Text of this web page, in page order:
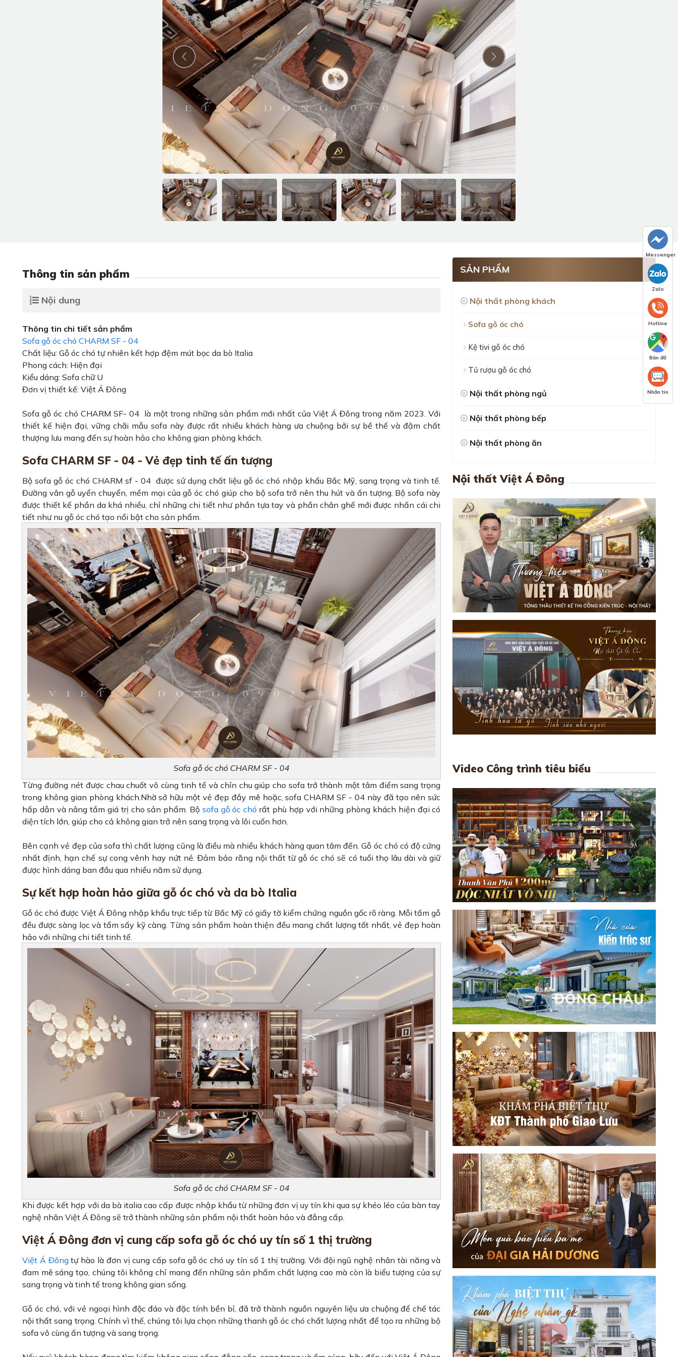
Thông tin sản phẩm
Nội dung
Thông tin chi tiết sản phẩm
Sofa gỗ óc chó CHARM SF - 04
Chất liệu: Gỗ óc chó tự nhiên kết hợp đệm mút bọc da bò Italia
Phong cách: Hiện đại
Kiểu dáng: Sofa chữ U
Đơn vị thiết kế: Việt Á Đông
Sofa gỗ óc chó CHARM SF- 04 là một trong những sản phẩm mới nhất của Việt Á Đông trong năm 2023. Với
thiết kế hiện đại, vững chãi mẫu sofa này được rất nhiều khách hàng ưa chuộng bởi sự bề thế và đậm chất
thượng lưu mang đến sự hoàn hảo cho không gian phòng khách.
Sofa CHARM SF - 04 - Vẻ đẹp tinh tế ấn tượng
Bộ sofa gỗ óc chó CHARM sf - 04 được sử dụng chất liệu gỗ óc chó nhập khẩu Bắc Mỹ, sang trọng và tinh tế.
Đường vân gỗ uyển chuyển, mềm mại của gỗ óc chó giúp cho bộ sofa trở nên thu hút và ấn tượng. Bộ sofa này
được thiết kế phần da khá nhiều, chỉ những chi tiết như phần tựa tay và phần chân ghế mới được nhấn cái chi
tiết như nu gỗ óc chó tạo nổi bật cho sản phẩm.
Sofa gỗ óc chó CHARM SF - 04
Từng đường nét được chau chuốt vô cùng tinh tế và chỉn chu giúp cho sofa trở thành một tâm điểm sang trọng
trong không gian phòng khách.Nhờ sở hữu một vẻ đẹp đầy mê hoặc, sofa CHARM SF - 04 này đã tạo nên sức
hấp dẫn và nâng tầm giá trị cho sản phẩm. Bộ sofa gỗ óc chórất phù hợp với những phòng khách hiện đại có
diện tích lớn, giúp cho cả không gian trở nên sang trọng và lôi cuốn hơn.
Bên cạnh vẻ đẹp của sofa thì chất lượng cũng là điều mà nhiều khách hàng quan tâm đến. Gỗ óc chó có độ cứng
nhất định, hạn chế sự cong vênh hay nứt nẻ. Đảm bảo rằng nội thất từ gỗ óc chó sẽ có tuổi thọ lâu dài và giữ
được hình dáng ban đầu qua nhiều năm sử dụng.
Sự kết hợp hoàn hảo giữa gỗ óc chó và da bò Italia
Gỗ óc chó được Việt Á Đông nhập khẩu trực tiếp từ Bắc Mỹ có giấy tờ kiểm chứng nguồn gốc rõ ràng. Mỗi tấm gỗ
đều được sàng lọc và tẩm sấy kỹ càng. Từng sản phẩm hoàn thiện đều mang chất lượng tốt nhất, vẻ đẹp hoàn
hảo với những chi tiết tinh tế.
Sofa gỗ óc chó CHARM SF - 04
Khi được kết hợp với da bà italia cao cấp được nhập khẩu từ những đơn vị uy tín khi qua sự khéo léo của bàn tay
nghệ nhân Việt Á Đông sẽ trở thành những sản phẩm nội thất hoàn hảo và đẳng cấp.
Việt Á Đông đơn vị cung cấp sofa gỗ óc chó uy tín số 1 thị trường
Việt Á Đôngtự hào là đơn vị cung cấp sofa gỗ óc chó uy tín số 1 thị trường. Với đội ngũ nghệ nhân tài năng và
đam mê sáng tạo, chúng tôi không chỉ mang đến những sản phẩm chất lượng cao mà còn là biểu tượng của sự
sang trọng và tinh tế trong không gian sống.
Gỗ óc chó, với vẻ ngoại hình độc đáo và đặc tính bền bỉ, đã trở thành nguồn nguyên liệu ưa chuộng để chế tác
nội thất sang trọng. Chính vì thế, chúng tôi lựa chọn những thanh gỗ óc chó chất lượng nhất để tạo ra những bộ
sofa vô cùng ấn tượng và sang trọng.
SẢN PHẨM
Nội thất phòng khách
Sofa gỗ óc chó
Kệ tivi gỗ óc chó
Tủ rượu gỗ óc chó
Nội thất phòng ngủ
Nội thất phòng bếp
Nội thất phòng ăn
Nội thất Việt Á Đông
Video Công trình tiêu biểu
Messenger
Zalo
Hotline
Bản đồ
Nhắn tin